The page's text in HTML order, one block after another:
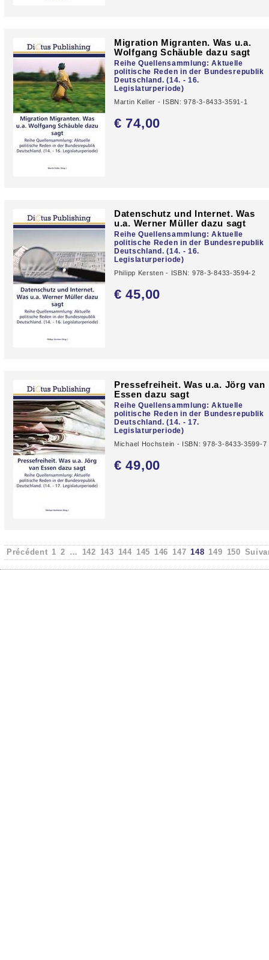
Migration Migranten. Was u.a.
Wolfgang Schäuble dazu sagt
Reihe Quellensammlung: Aktuelle
politische Reden in der Bundesrepublik
Deutschland. (14. - 16.
Legislaturperiode)
Martin Keller - ISBN: 978-3-8433-3591-1
€ 74,00
Datenschutz und Internet. Was
u.a. Werner Müller dazu sagt
Reihe Quellensammlung: Aktuelle
politische Reden in der Bundesrepublik
Deutschland. (14. - 16.
Legislaturperiode)
Philipp Kersten - ISBN: 978-3-8433-3594-2
€ 45,00
Pressefreiheit. Was u.a. Jörg van
Essen dazu sagt
Reihe Quellensammlung: Aktuelle
politische Reden in der Bundesrepublik
Deutschland. (14. - 17.
Legislaturperiode)
Michael Hochstein - ISBN: 978-3-8433-3599-7
€ 49,00
Précédent 1 2 … 142 143 144 145 146 147 148 149 150